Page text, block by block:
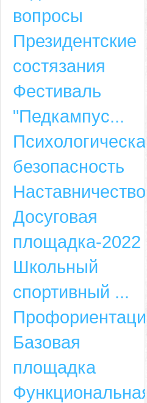
вопросы
Президентские
состязания
Фестиваль
"Педкампус...
Психологическая
безопасность
Наставничество
Досуговая
площадка-2022
Школьный
спортивный ...
Профориентация
Базовая
площадка
Функциональная